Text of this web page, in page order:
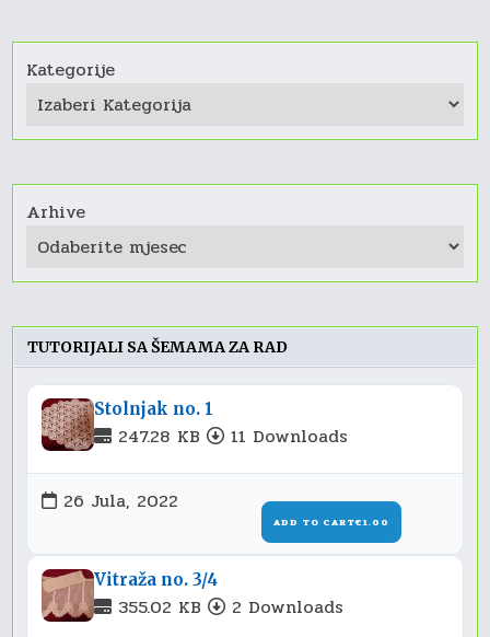
Kategorije
Arhive
TUTORIJALI SA ŠEMAMA ZA RAD
Stolnjak no. 1
247.28 KB 11 Downloads
26 Jula, 2022
ADD TO CART€1.00
Vitraža no. 3/4
355.02 KB 2 Downloads